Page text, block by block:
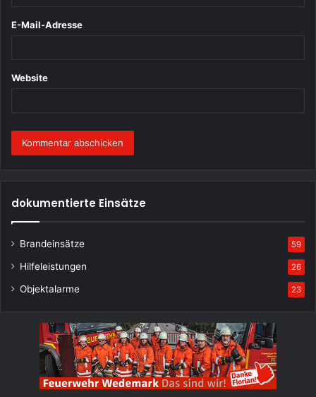
E-Mail-Adresse
Website
dokumentierte Einsätze
Brandeinsätze 59
Hilfeleistungen 26
Objektalarme 23